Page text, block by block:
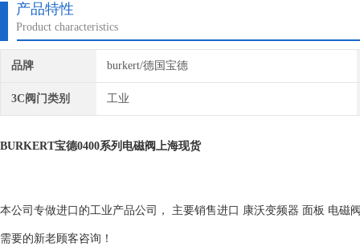
产品特性
Product characteristics
品牌 burkert/德国宝德
3C阀门类别 工业
BURKERT宝德0400系列电磁阀上海现货
本公司专做进口的工业产品公司， 主要销售进口 康沃变频器 面板 电
需要的新老顾客咨询！